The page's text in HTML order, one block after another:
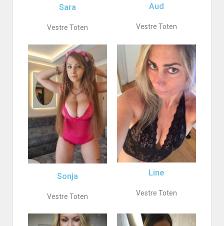
Sara
Vestre Toten
Aud
Vestre Toten
Sonja
Vestre Toten
Line
Vestre Toten